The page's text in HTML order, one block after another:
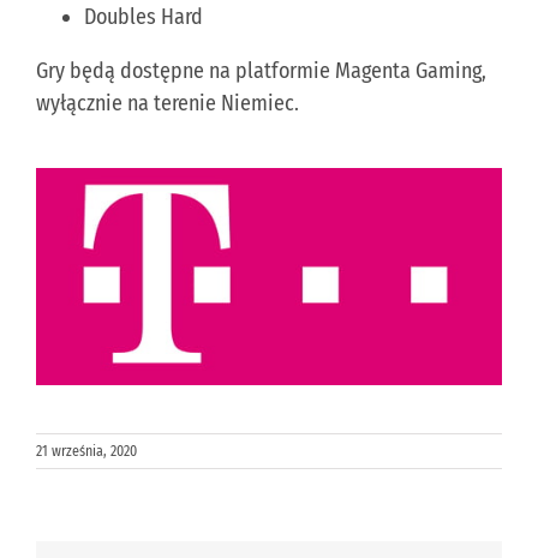
Doubles Hard
Gry będą dostępne na platformie Magenta Gaming,
wyłącznie na terenie Niemiec.
21 września, 2020